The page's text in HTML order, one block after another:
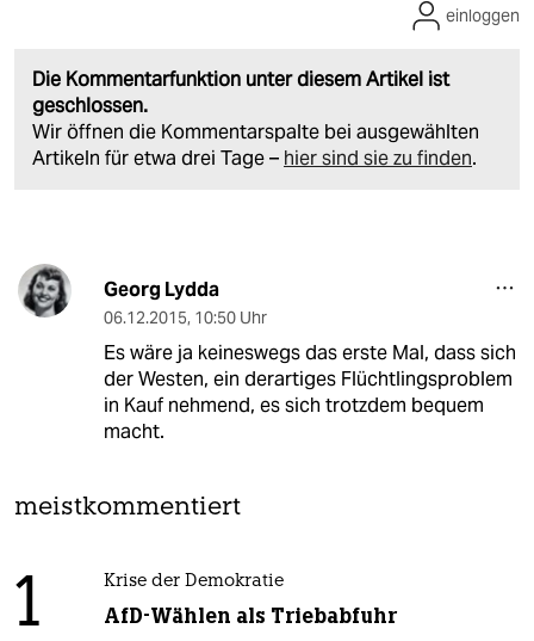
Die Kommentarfunktion unter diesem Artikel ist
geschlossen.
Wir öffnen die Kommentarspalte bei ausgewählten
Artikeln für etwa drei Tage – hier sind sie zu finden.
einloggen
Georg Lydda
06.12.2015, 10:50 Uhr
Es wäre ja keineswegs das erste Mal, dass sich
der Westen, ein derartiges Flüchtlingsproblem
in Kauf nehmend, es sich trotzdem bequem
macht.
meistkommentiert
1 Krise der Demokratie
AfD-Wählen als Triebabfuhr